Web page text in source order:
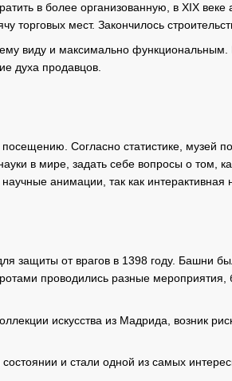
в более организованную, в XIX
торговых мест. Закончилось
виду и максимально функциональным.
духа продавцов.
Согласно статистике, музей
в мире, задать себе вопросы о том,
анимации, так как интерактивная
защиты от врагов в 1398 году. Башни
проводились разные
искусства из Мадрида, возник
и стали одной из самых